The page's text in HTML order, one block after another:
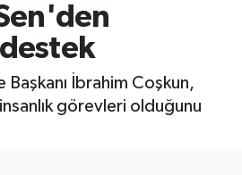
Başkanı İbrahim Coşkun,
görevleri olduğunu